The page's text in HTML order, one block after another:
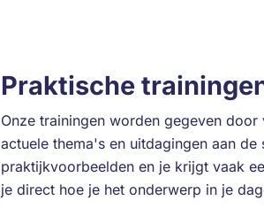
Praktische
Onze trainingen worden gegeven
actuele thema's en uitdagingen aan
praktijkvoorbeelden en je krijgt vaak
je direct hoe je het onderwerp in je